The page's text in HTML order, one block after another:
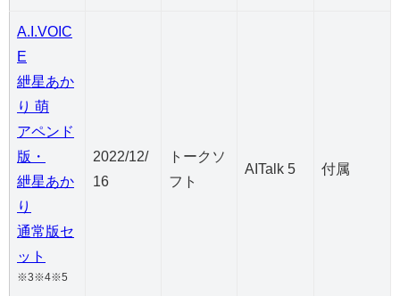
A.I.VOIC
E
紲星あか
り 萌
アペンド
版・
紲星あか
り
通常版セ
ット
※3※4※5
2022/12/
16
トークソ
フト
AITalk 5 付属